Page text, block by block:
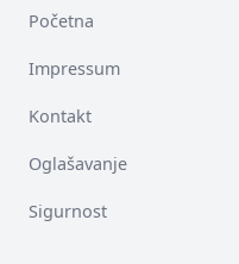
Početna
Impressum
Kontakt
Oglašavanje
Sigurnost